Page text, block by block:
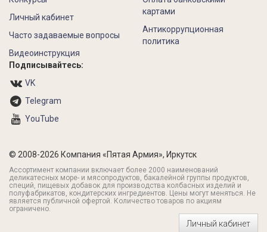
Личный кабинет
Часто задаваемые вопросы
Видеоинструкция
картами
Антикоррупционная
политика
Подписывайтесь:
VK
Telegram
YouTube
© 2008-2026 Компания «Пятая Армия», Иркутск
Ассортимент компании включает более 2000 наименований
деликатесных море- и мясопродуктов, бакалейной группы продуктов,
специй, пищевых добавок для производства колбасных изделий и
полуфабрикатов, кондитерских ингредиентов. Цены могут меняться. Не
является публичной офертой. Количество товаров по акциям
ограничено.
Личный кабинет